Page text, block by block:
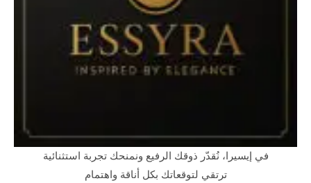
في إيسيرا، نُقدّر ذوقك الرفيع ونمنحك تجربة استثنائية
ترتقي لتوقعاتك بكل أناقة واهتمام